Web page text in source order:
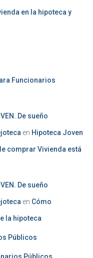
en la hipoteca y
Funcionarios
De sueño
en Hipoteca Joven
comprar Vivienda está
De sueño
en Cómo
la hipoteca
Públicos